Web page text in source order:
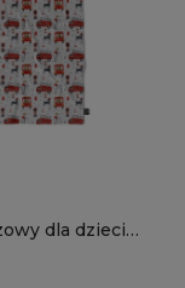
dla dzieci
wzór D116 |